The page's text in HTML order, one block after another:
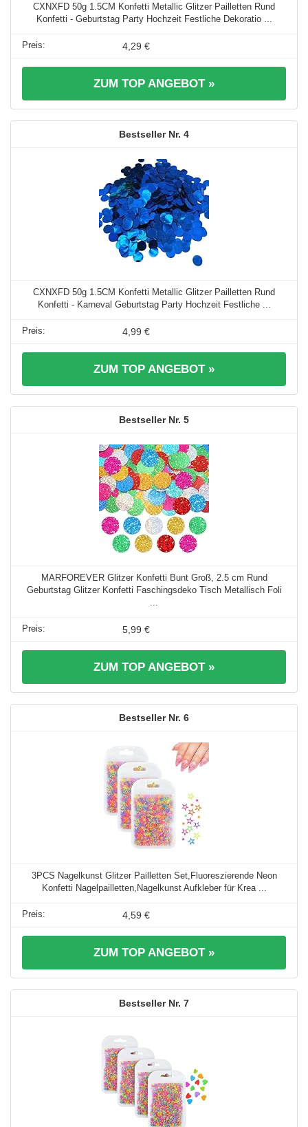
CXNXFD 50g 1.5CM Konfetti Metallic Glitzer Pailletten Rund
Konfetti - Geburtstag Party Hochzeit Festliche Dekoratio ...
4,29 €
ZUM TOP ANGEBOT »
4
CXNXFD 50g 1.5CM Konfetti Metallic Glitzer Pailletten Rund
Konfetti - Karneval Geburtstag Party Hochzeit Festliche ...
4,99 €
ZUM TOP ANGEBOT »
5
MARFOREVER Glitzer Konfetti Bunt Groß, 2.5 cm Rund
Geburtstag Glitzer Konfetti Faschingsdeko Tisch Metallisch Foli
5,99 €
ZUM TOP ANGEBOT »
6
3PCS Nagelkunst Glitzer Pailletten Set,Fluoreszierende Neon
Konfetti Nagelpailletten,Nagelkunst Aufkleber für Krea ...
4,59 €
ZUM TOP ANGEBOT »
7